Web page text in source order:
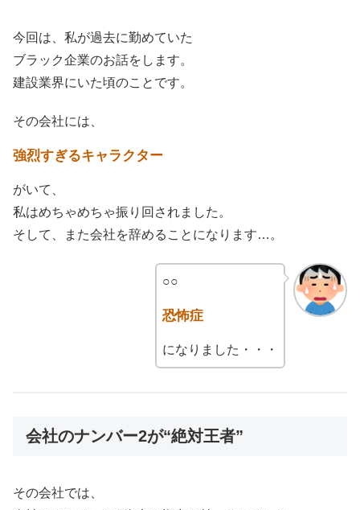
今回は、私が過去に勤めていた
ブラック企業のお話をします。
建設業界にいた頃のことです。
その会社には、
強烈すぎるキャラクター
がいて、
私はめちゃめちゃ振り回されました。
そして、また会社を辞めることになります…。
○○
恐怖症
になりました・・・
会社のナンバー2が“絶対王者”
その会社では、